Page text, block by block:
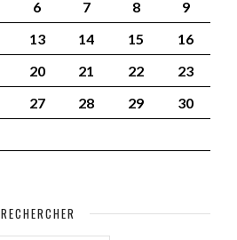
6 7 8
9
13 14 15
16
20 21 22
23
27 28 29
30
RECHERCHER